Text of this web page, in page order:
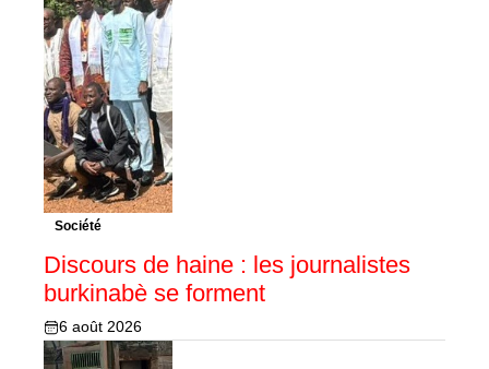
Société
Discours de haine : les journalistes
burkinabè se forment
6 août 2026